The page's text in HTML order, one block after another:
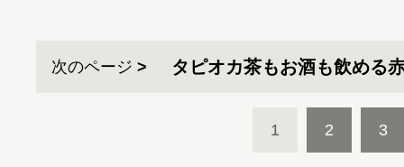
次のページ タピオカ茶もお酒も飲める
1 2 3